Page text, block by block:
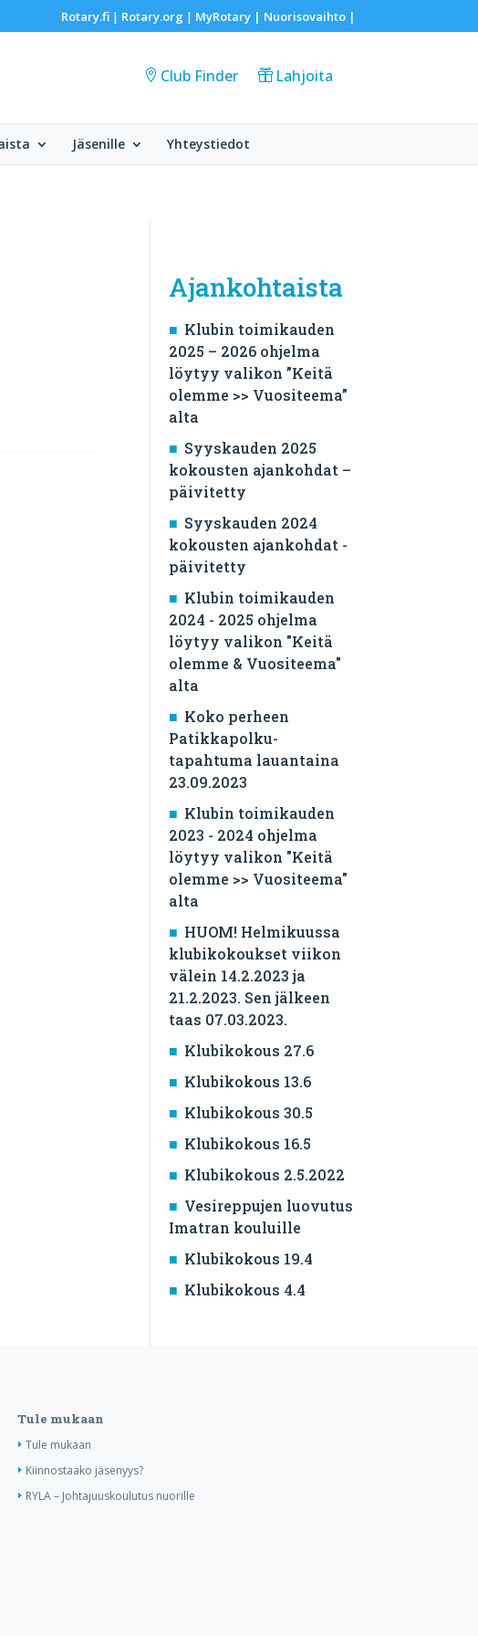
Rotary.fi| Rotary.org | MyRotary | Nuorisovaihto|
Club Finder Lahjoita
Jäsenille Yhteystiedot
Ajankohtaista
Klubin toimikauden
2025 – 2026 ohjelma
löytyy valikon ”Keitä
olemme >> Vuositeema”
alta
Syyskauden 2025
kokousten ajankohdat –
päivitetty
Syyskauden 2024
kokousten ajankohdat -
päivitetty
Klubin toimikauden
2024 - 2025 ohjelma
löytyy valikon "Keitä
olemme & Vuositeema"
alta
Koko perheen
Patikkapolku-
tapahtuma lauantaina
23.09.2023
Klubin toimikauden
2023 - 2024 ohjelma
löytyy valikon "Keitä
olemme >> Vuositeema"
alta
HUOM! Helmikuussa
klubikokoukset viikon
välein 14.2.2023 ja
21.2.2023. Sen jälkeen
taas 07.03.2023.
Klubikokous 27.6
Klubikokous 13.6
Klubikokous 30.5
Klubikokous 16.5
Klubikokous 2.5.2022
Vesireppujen luovutus
Imatran kouluille
Klubikokous 19.4
Klubikokous 4.4
Tule mukaan
Tule mukaan
Kiinnostaako jäsenyys?
RYLA – Johtajuuskoulutus nuorille